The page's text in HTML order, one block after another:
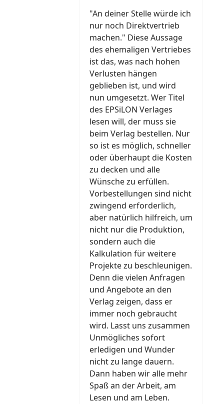
"An deiner Stelle würde ich
nur noch Direktvertrieb
machen." Diese Aussage
des ehemaligen Vertriebes
ist das, was nach hohen
Verlusten hängen
geblieben ist, und wird
nun umgesetzt. Wer Titel
des EPSiLON Verlages
lesen will, der muss sie
beim Verlag bestellen. Nur
so ist es möglich, schneller
oder überhaupt die Kosten
zu decken und alle
Wünsche zu erfüllen.
Vorbestellungen sind nicht
zwingend erforderlich,
aber natürlich hilfreich, um
nicht nur die Produktion,
sondern auch die
Kalkulation für weitere
Projekte zu beschleunigen.
Denn die vielen Anfragen
und Angebote an den
Verlag zeigen, dass er
immer noch gebraucht
wird. Lasst uns zusammen
Unmögliches sofort
erledigen und Wunder
nicht zu lange dauern.
Dann haben wir alle mehr
Spaß an der Arbeit, am
Lesen und am Leben.